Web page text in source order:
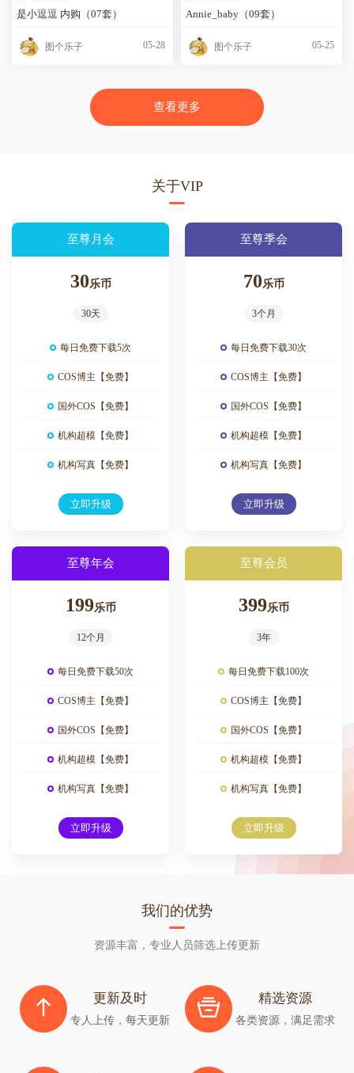
是小逗逗 内购（07套）
图个乐子 05-28
Annie_baby（09套）
图个乐子 05-25
查看更多
关于VIP
至尊月会
30乐币
30天
每日免费下载5次
COS博主【免费】
国外COS【免费】
机构超模【免费】
机构写真【免费】
立即升级
至尊季会
70乐币
3个月
每日免费下载30次
COS博主【免费】
国外COS【免费】
机构超模【免费】
机构写真【免费】
立即升级
至尊年会
199乐币
12个月
每日免费下载50次
COS博主【免费】
国外COS【免费】
机构超模【免费】
机构写真【免费】
立即升级
至尊会员
399乐币
3年
每日免费下载100次
COS博主【免费】
国外COS【免费】
机构超模【免费】
机构写真【免费】
立即升级
我们的优势
资源丰富，专业人员筛选上传更新
更新及时
专人上传，每天更新
精选资源
各类资源，满足需求